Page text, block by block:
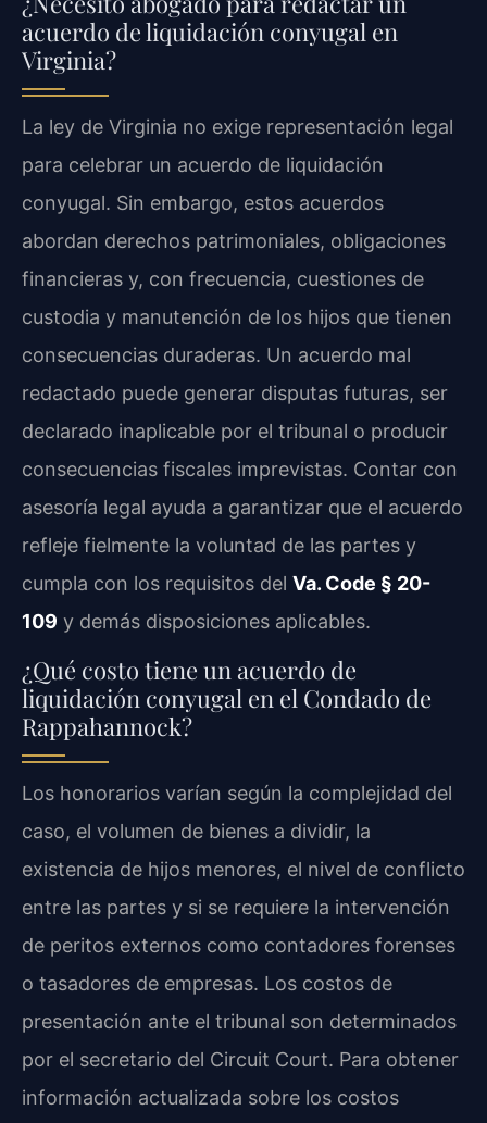
acuerdo de liquidación conyugal en
Virginia?
La ley de Virginia no exige representación legal
para celebrar un acuerdo de liquidación
conyugal. Sin embargo, estos acuerdos
abordan derechos patrimoniales, obligaciones
financieras y, con frecuencia, cuestiones de
custodia y manutención de los hijos que tienen
consecuencias duraderas. Un acuerdo mal
redactado puede generar disputas futuras, ser
declarado inaplicable por el tribunal o producir
consecuencias fiscales imprevistas. Contar con
asesoría legal ayuda a garantizar que el acuerdo
refleje fielmente la voluntad de las partes y
cumpla con los requisitos del Va. Code § 20-
109 y demás disposiciones aplicables.
¿Qué costo tiene un acuerdo de
liquidación conyugal en el Condado de
Rappahannock?
Los honorarios varían según la complejidad del
caso, el volumen de bienes a dividir, la
existencia de hijos menores, el nivel de conflicto
entre las partes y si se requiere la intervención
de peritos externos como contadores forenses
o tasadores de empresas. Los costos de
presentación ante el tribunal son determinados
por el secretario del Circuit Court. Para obtener
información actualizada sobre los costos